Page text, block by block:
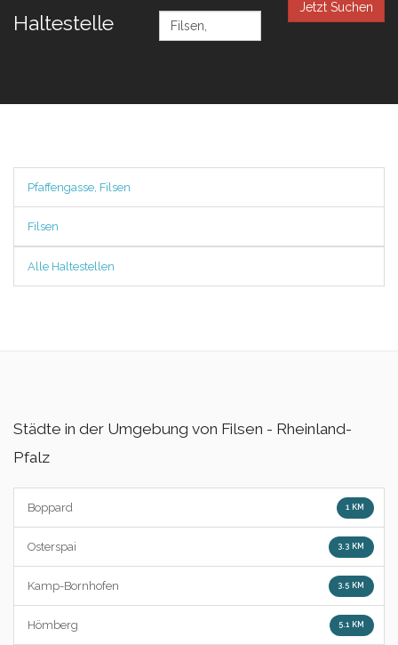
Haltestelle
Jetzt Suchen
Pfaffengasse, Filsen
Filsen
Alle Haltestellen
Städte in der Umgebung von Filsen - Rheinland-
Pfalz
Boppard 1 KM
Osterspai 3.3 KM
Kamp-Bornhofen 3.5 KM
Hömberg 5.1 KM